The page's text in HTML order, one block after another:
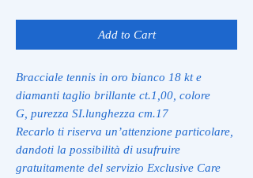
Add to Cart
Bracciale tennis in oro bianco 18 kt e
diamanti taglio brillante ct.1,00, colore
G, purezza SI.lunghezza cm.17
Recarlo ti riserva un’attenzione particolare,
dandoti la possibilità di usufruire
gratuitamente del servizio Exclusive Care